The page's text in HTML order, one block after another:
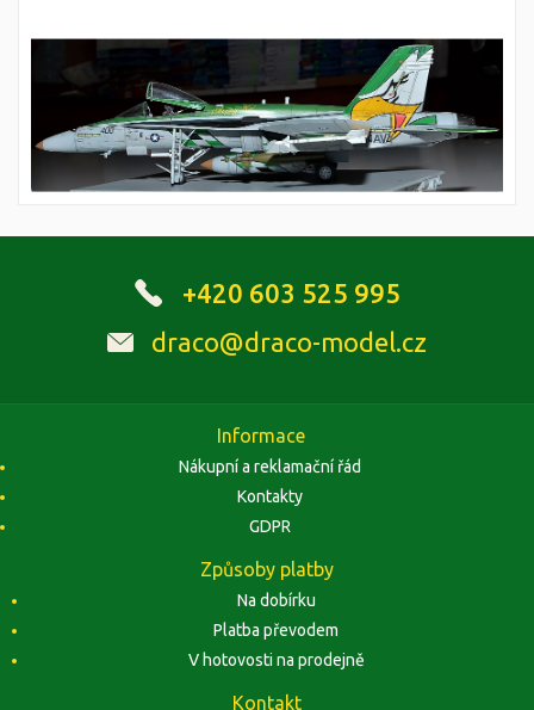
+420 603 525 995
draco@draco-model.cz
Informace
Nákupní a reklamační řád
Kontakty
GDPR
Způsoby platby
Na dobírku
Platba převodem
V hotovosti na prodejně
Kontakt